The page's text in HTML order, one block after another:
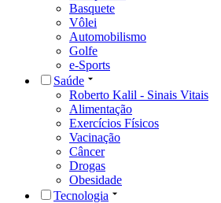
Basquete
Vôlei
Automobilismo
Golfe
e-Sports
Saúde
Roberto Kalil - Sinais Vitais
Alimentação
Exercícios Físicos
Vacinação
Câncer
Drogas
Obesidade
Tecnologia